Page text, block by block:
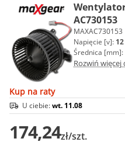
AC730153
MAXAC730153
Napięcie [v]: 12
Średnica [mm]:
Rozwiń więcej
Kup na raty
U ciebie:wt. 11.08
174,24zł/szt.